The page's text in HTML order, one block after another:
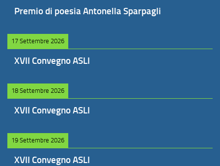
Premio di poesia Antonella Sparpagli
17 Settembre 2026
XVII Convegno ASLI
18 Settembre 2026
XVII Convegno ASLI
19 Settembre 2026
XVII Convegno ASLI